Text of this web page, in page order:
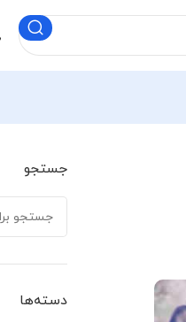
جستجو
دسته‌ها